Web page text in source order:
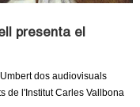
presenta el
dos audiovisuals
de l'Institut Carles Vallbona